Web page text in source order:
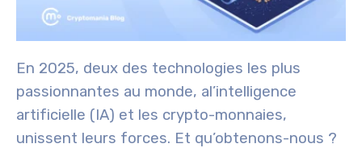
En 2025, deux des technologies les plus
passionnantes au monde, al’intelligence
artificielle (IA) et les crypto-monnaies,
unissent leurs forces. Et qu’obtenons-nous ?